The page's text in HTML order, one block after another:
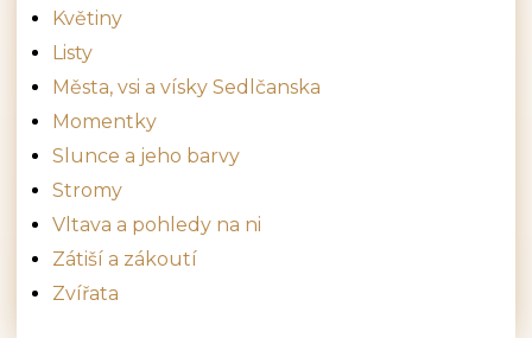
Květiny
Listy
Města, vsi a vísky Sedlčanska
Momentky
Slunce a jeho barvy
Stromy
Vltava a pohledy na ni
Zátiší a zákoutí
Zvířata